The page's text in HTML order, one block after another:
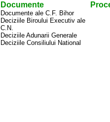
Documente
Documente ale C.F. Bihor
Deciziile Biroului Executiv ale
C.N.
Deciziile Adunarii Generale
Deciziile Consiliului National